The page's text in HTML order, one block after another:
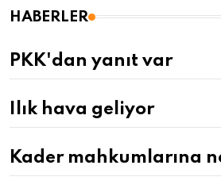
HABERLER
PKK'dan yanıt var
Ilık hava geliyor
Kader mahkumlarına